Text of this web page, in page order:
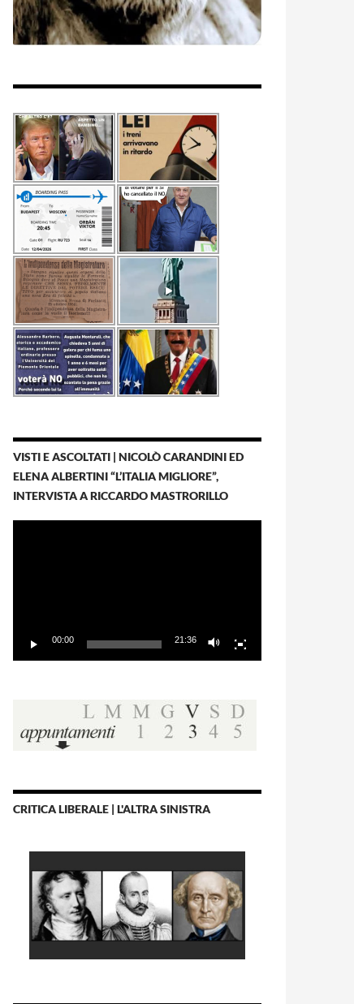
VISTI E ASCOLTATI | NICOLÒ CARANDINI ED
ELENA ALBERTINI “L’ITALIA MIGLIORE”,
INTERVISTA A RICCARDO MASTRORILLO
00:00 21:36
CRITICA LIBERALE | L'ALTRA SINISTRA